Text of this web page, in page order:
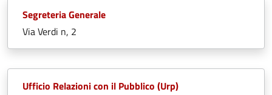
Segreteria Generale
Via Verdi n, 2
Ufficio Relazioni con il Pubblico (Urp)